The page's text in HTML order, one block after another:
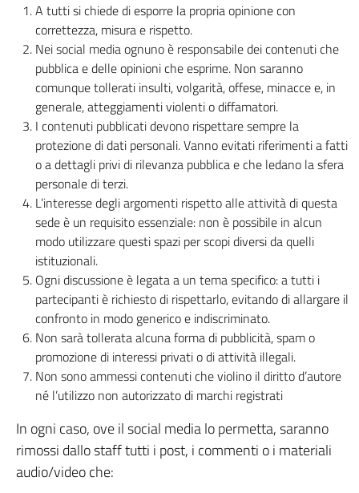
A tutti si chiede di esporre la propria opinione con
correttezza, misura e rispetto.
Nei social media ognuno è responsabile dei contenuti che
pubblica e delle opinioni che esprime. Non saranno
comunque tollerati insulti, volgarità, offese, minacce e, in
generale, atteggiamenti violenti o diffamatori.
I contenuti pubblicati devono rispettare sempre la
protezione di dati personali. Vanno evitati riferimenti a fatti
o a dettagli privi di rilevanza pubblica e che ledano la sfera
personale di terzi.
L’interesse degli argomenti rispetto alle attività di questa
sede è un requisito essenziale: non è possibile in alcun
modo utilizzare questi spazi per scopi diversi da quelli
istituzionali.
Ogni discussione è legata a un tema specifico: a tutti i
partecipanti è richiesto di rispettarlo, evitando di allargare il
confronto in modo generico e indiscriminato.
Non sarà tollerata alcuna forma di pubblicità, spam o
promozione di interessi privati o di attività illegali.
Non sono ammessi contenuti che violino il diritto d’autore
né l’utilizzo non autorizzato di marchi registrati
In ogni caso, ove il social media lo permetta, saranno
rimossi dallo staff tutti i post, i commenti o i materiali
audio/video che: